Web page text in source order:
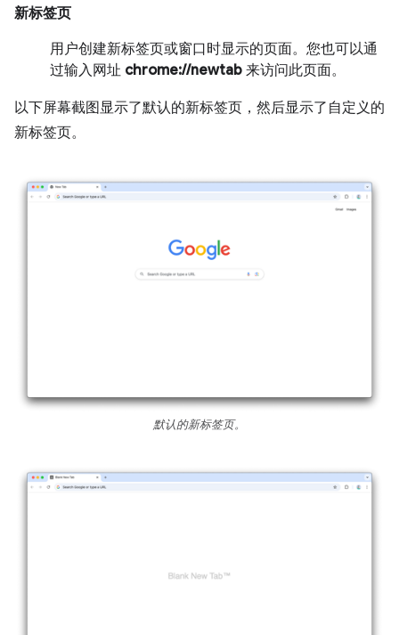
新标签页
用户创建新标签页或窗口时显示的页面。您也可以通
过输入网址 chrome://newtab 来访问此页面。
以下屏幕截图显示了默认的新标签页，然后显示了自定义的
新标签页。
默认的新标签页。